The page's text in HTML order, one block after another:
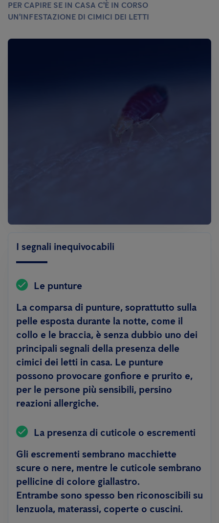
PER CAPIRE SE IN CASA C'È IN CORSO
UN'INFESTAZIONE DI CIMICI DEI LETTI
I segnali inequivocabili
Le punture
La comparsa di punture, soprattutto sulla
pelle esposta durante la notte, come il
collo e le braccia, è senza dubbio uno dei
principali segnali della presenza delle
cimici dei letti in casa. Le punture
possono provocare gonfiore e prurito e,
per le persone più sensibili, persino
reazioni allergiche.
La presenza di cuticole o escrementi
Gli escrementi sembrano macchiette
scure o nere, mentre le cuticole sembrano
pellicine di colore giallastro.
Entrambe sono spesso ben riconoscibili su
lenzuola, materassi, coperte o cuscini.